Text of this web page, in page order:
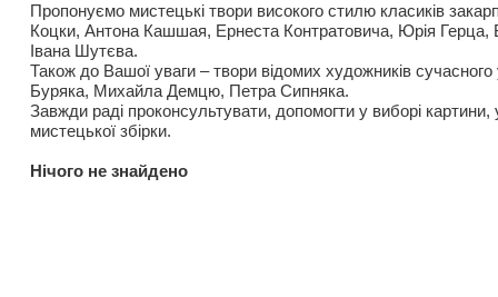
Пропонуємо мистецькі твори високого стилю класиків
Коцки, Антона Кашшая, Ернеста Контратовича, Юрія
Івана Шутєва.
Також до Вашої уваги – твори відомих художників
Буряка, Михайла Демцю, Петра Сипняка.
Завжди раді проконсультувати, допомогти у виборі картини,
мистецької збірки.
Нiчого не знайдено